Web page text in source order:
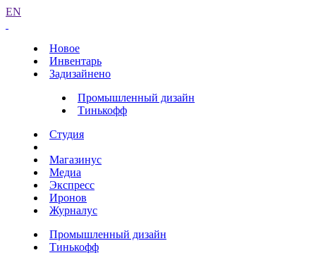
EN
Новое
Инвентарь
Задизайнено
Промышленный дизайн
Тинькофф
Студия
Магазинус
Медиа
Экспресс
Иронов
Журналус
Промышленный дизайн
Тинькофф